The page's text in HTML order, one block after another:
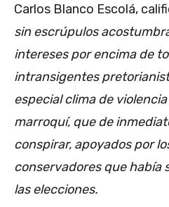
Carlos Blanco Escolá,
sin escrúpulos
intereses por encima de
intransigentes
especial clima de
marroquí, que de
conspirar, apoyados por
conservadores que había
las elecciones.